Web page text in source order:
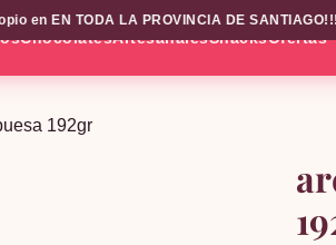
EN TODA LA PROVINCIA DE SANTIAGO!!! /
ChocolatesArtesanalesSnacksOfertas
192gr